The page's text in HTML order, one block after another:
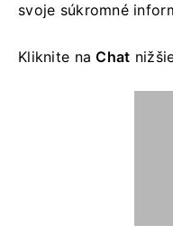
svoje súkromné
Kliknite naChat